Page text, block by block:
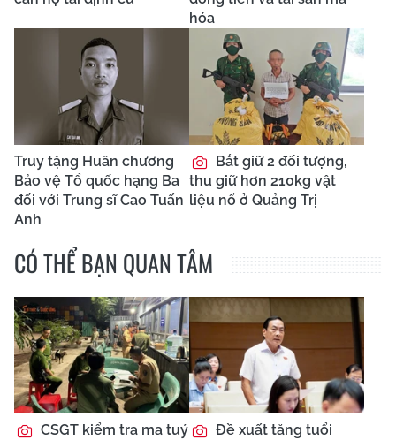
hóa
Truy tặng Huân chương
Bảo vệ Tổ quốc hạng Ba
đối với Trung sĩ Cao Tuấn
Anh
Bắt giữ 2 đối tượng,
thu giữ hơn 210kg vật
liệu nổ ở Quảng Trị
CÓ THỂ BẠN QUAN TÂM
CSGT kiểm tra ma tuý
Đề xuất tăng tuổi